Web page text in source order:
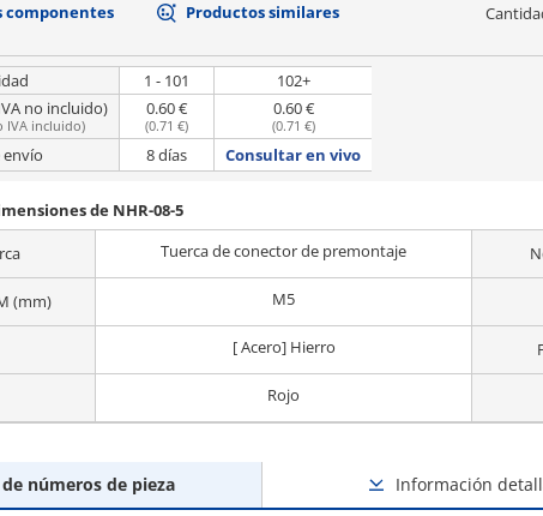
componentes Productos similares
1 - 101
102+
no incluido)
IVA incluido)
0.60 €
(0.71 €)
0.60 €
(0.71 €)
envío 8 días Consultar en vivo
de NHR-08-5
Tuerca de conector de premontaje
(mm) M5
[ Acero] Hierro
Rojo
números de pieza Información